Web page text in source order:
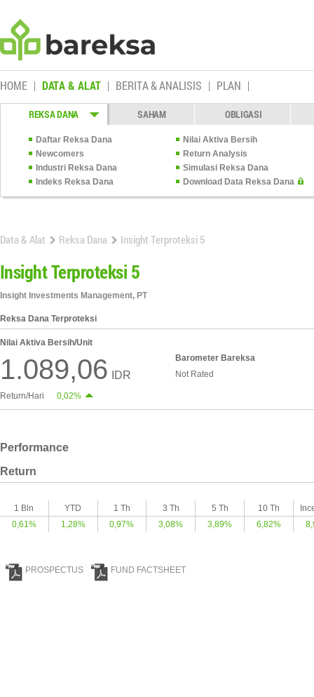
HOME DATA & ALAT BERITA & ANALISIS PLAN
REKSA DANA SAHAM OBLIGASI
Daftar Reksa Dana
Nilai Aktiva Bersih
Newcomers
Return Analysis
Industri Reksa Dana
Simulasi Reksa Dana
Indeks Reksa Dana
Download Data Reksa Dana
Data & Alat Reksa Dana Insight Terproteksi 5
Insight Terproteksi 5
Insight Investments Management, PT
Reksa Dana Terproteksi
Nilai Aktiva Bersih/Unit
1.089,06 IDR
Barometer Bareksa
Not Rated
Return/Hari 0,02%
Performance
Return
1 Bln YTD 1 Th 3 Th 5 Th 10 Th
0,61%
1,28% 0,97% 3,08% 3,89% 6,82%
PROSPECTUS FUND FACTSHEET